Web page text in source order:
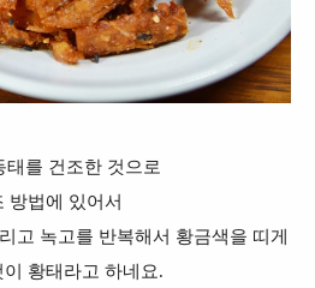
태를 건조한 것으로
방법에 있어서
고 녹고를 반복해서 황금색을 띠게
이 황태라고 하네요.